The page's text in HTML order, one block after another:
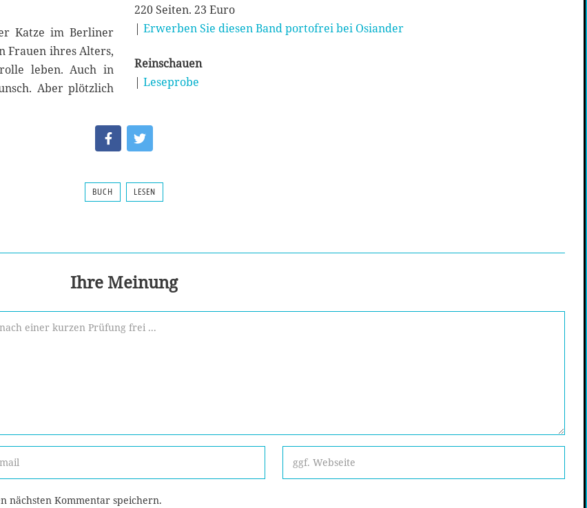
Katze im Berliner
Frauen ihres Alters,
leben. Auch in
Aber plötzlich
220 Seiten. 23 Euro
| Erwerben Sie diesen Band portofrei bei Osiander
Reinschauen
| Leseprobe
BUCH LESEN
Ihre Meinung
nächsten Kommentar speichern.